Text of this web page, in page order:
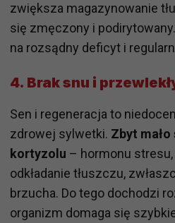
zwiększa magazynowanie
się zmęczony i
na rozsądny deficyt i
4. Brak snu i
Sen i regeneracja to
zdrowej sylwetki. Zbyt
kortyzolu – hormonu
odkładanie tłuszczu,
brzucha. Do tego dochodzi
organizm domaga się